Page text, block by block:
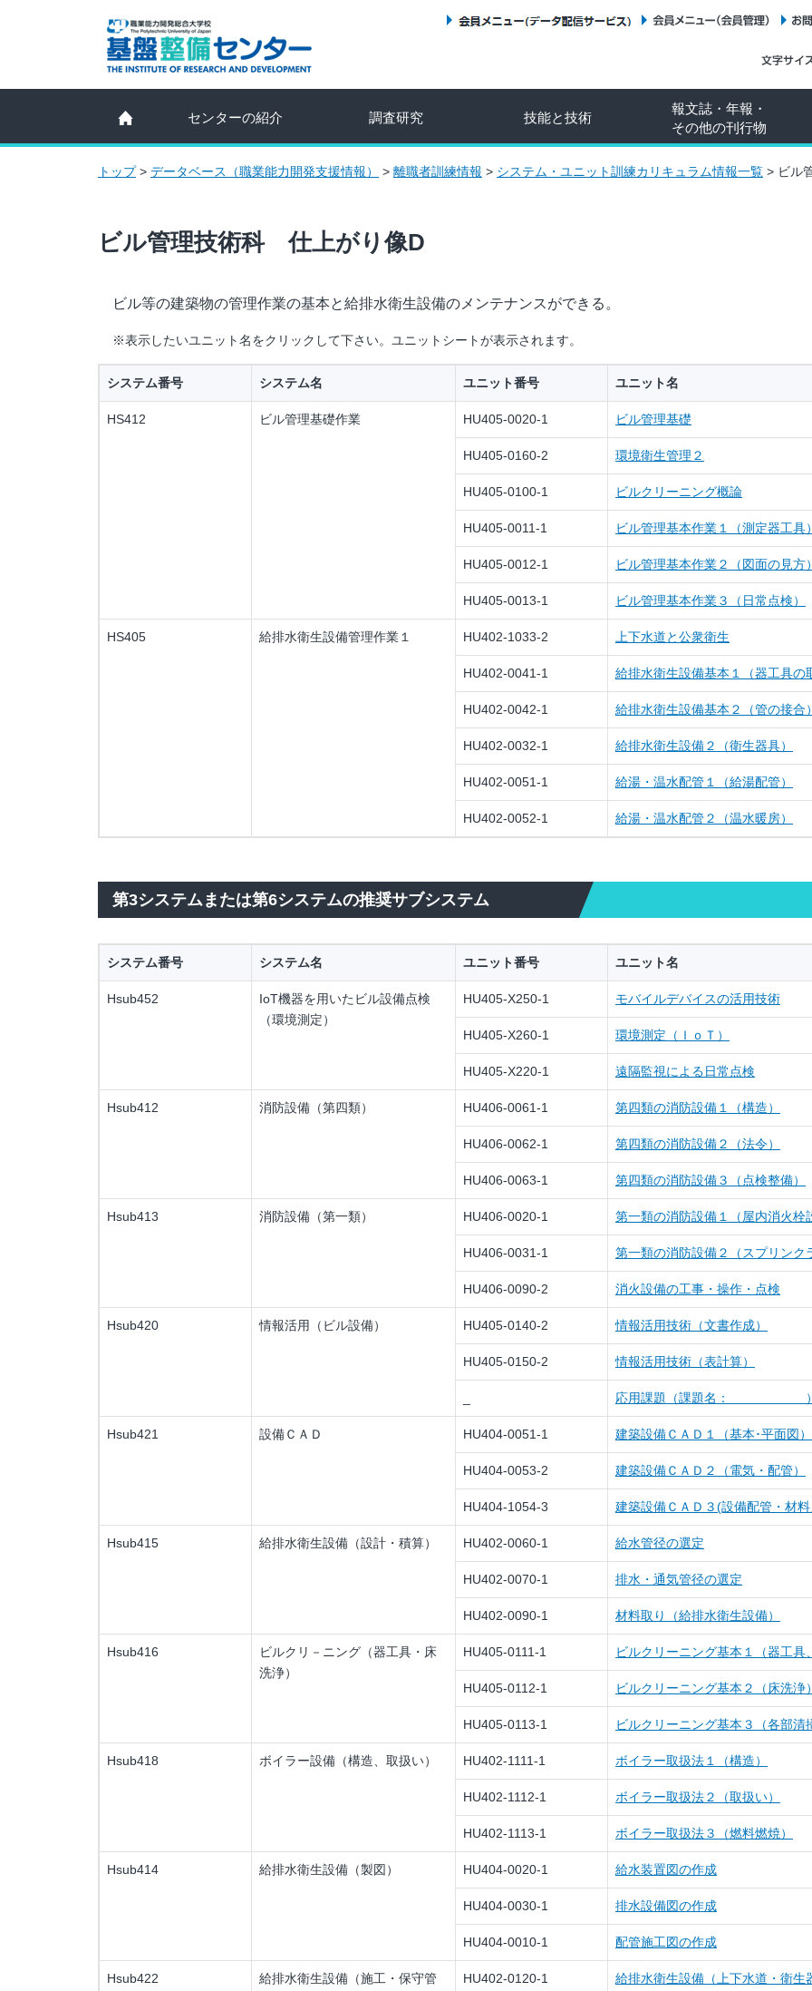
センターの紹介 調査研究 技能と技術
報文誌・年報・
その他の刊行物
トップ> データベース（職業能力開発支援情報） > 離職者訓練情報 > システム・ユニット訓練カリキュラム情報一覧 > ビル
ビル管理技術科 仕上がり像D
ビル等の建築物の管理作業の基本と給排水衛生設備のメンテナンスができる。
※表示したいユニット名をクリックして下さい。ユニットシートが表示されます。
システム番号 システム名 ユニット番号 ユニット名
HS412 ビル管理基礎作業 HU405-0020-1 ビル管理基礎
HU405-0160-2 環境衛生管理２
HU405-0100-1 ビルクリーニング概論
HU405-0011-1 ビル管理基本作業１（測定器工具
HU405-0012-1 ビル管理基本作業２（図面の見方
HU405-0013-1 ビル管理基本作業３（日常点検）
HS405 給排水衛生設備管理作業１ HU402-1033-2 上下水道と公衆衛生
HU402-0041-1 給排水衛生設備基本１（器工具の
HU402-0042-1 給排水衛生設備基本２（管の接合
HU402-0032-1 給排水衛生設備２（衛生器具）
HU402-0051-1 給湯・温水配管１（給湯配管）
HU402-0052-1 給湯・温水配管２（温水暖房）
第3システムまたは第6システムの推奨サブシステム
システム番号 システム名 ユニット番号 ユニット名
Hsub452
IoT機器を用いたビル設備点検
（環境測定）
HU405-X250-1 モバイルデバイスの活用技術
HU405-X260-1 環境測定（ＩｏＴ）
HU405-X220-1 遠隔監視による日常点検
Hsub412 消防設備（第四類） HU406-0061-1 第四類の消防設備１（構造）
HU406-0062-1 第四類の消防設備２（法令）
HU406-0063-1 第四類の消防設備３（点検整備）
Hsub413 消防設備（第一類） HU406-0020-1 第一類の消防設備１（屋内消火栓
HU406-0031-1 第一類の消防設備２（スプリンク
HU406-0090-2 消火設備の工事・操作・点検
Hsub420 情報活用（ビル設備） HU405-0140-2 情報活用技術（文書作成）
HU405-0150-2 情報活用技術（表計算）
応用課題（課題名：
Hsub421 設備ＣＡＤ HU404-0051-1 建築設備ＣＡＤ１（基本･平面図）
HU404-0053-2 建築設備ＣＡＤ２（電気・配管）
HU404-1054-3 建築設備ＣＡＤ３(設備配管・材
Hsub415 給排水衛生設備（設計・積算） HU402-0060-1 給水管径の選定
HU402-0070-1 排水・通気管径の選定
HU402-0090-1 材料取り（給排水衛生設備）
Hsub416
ビルクリ－ニング（器工具・床
洗浄）
HU405-0111-1 ビルクリーニング基本１（器工具
HU405-0112-1 ビルクリーニング基本２（床洗浄
HU405-0113-1 ビルクリーニング基本３（各部清
Hsub418 ボイラー設備（構造、取扱い） HU402-1111-1 ボイラー取扱法１（構造）
HU402-1112-1 ボイラー取扱法２（取扱い）
HU402-1113-1 ボイラー取扱法３（燃料燃焼）
Hsub414 給排水衛生設備（製図） HU404-0020-1 給水装置図の作成
HU404-0030-1 排水設備図の作成
HU404-0010-1 配管施工図の作成
Hsub422
給排水衛生設備（施工・保守管
HU402-0120-1 給排水衛生設備（上下水道・衛生